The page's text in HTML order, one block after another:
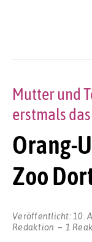
Orang-
Zoo
Mutter und
erstmals
Veröffentlicht: 10.
Redaktion
1